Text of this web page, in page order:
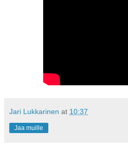
Jari Lukkarinen at 10:37
Jaa muille